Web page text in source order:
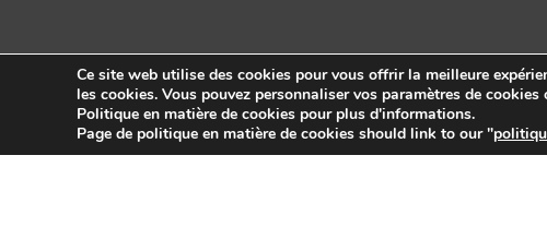
Copyright © 2026 Sidekick Interactive Inc.
Ce site web utilise des cookies pour vous offrir la meilleure
les cookies. Vous pouvez personnaliser vos paramètres de
Politique en matière de cookies pour plus d'informations.
Page de politique en matière de cookies should link to our "